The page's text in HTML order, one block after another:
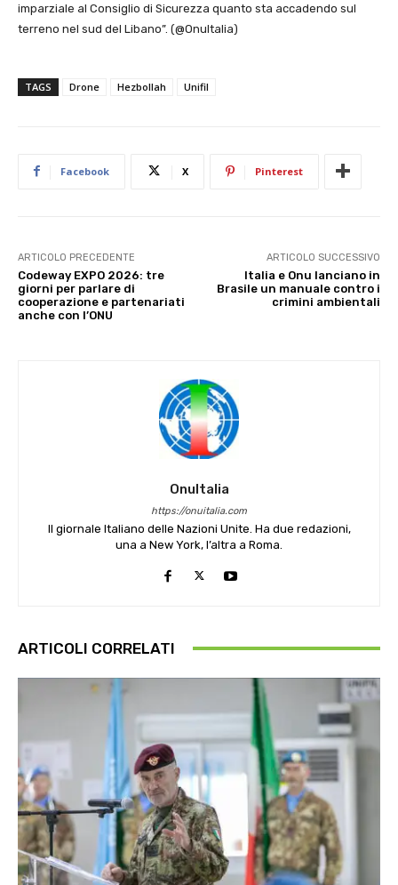
imparziale al Consiglio di Sicurezza quanto sta accadendo sul
terreno nel sud del Libano”. (@OnuItalia)
TAGS Drone Hezbollah Unifil
Facebook X Pinterest
ARTICOLO PRECEDENTE
Codeway EXPO 2026: tre
giorni per parlare di
cooperazione e partenariati
anche con l’ONU
ARTICOLO SUCCESSIVO
Italia e Onu lanciano in
Brasile un manuale contro i
crimini ambientali
OnuItalia
https://onuitalia.com
Il giornale Italiano delle Nazioni Unite. Ha due redazioni,
una a New York, l’altra a Roma.
ARTICOLI CORRELATI